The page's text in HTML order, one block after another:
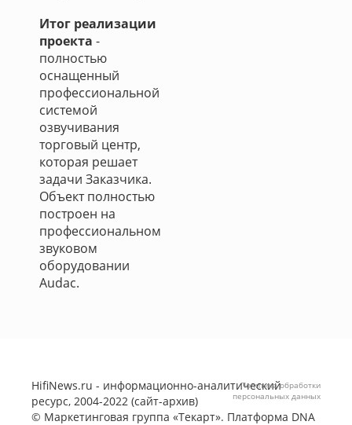
Итог реализации
проекта -
полностью
оснащенный
профессиональной
системой
озвучивания
торговый центр,
которая решает
задачи Заказчика.
Объект полностью
построен на
профессиональном
звуковом
оборудовании
Audac.
HifiNews.ru - информационно-аналитический
ресурс, 2004-2022 (сайт-архив)
© Маркетинговая группа «Текарт». Платформа DNA
Политика обработки
персональных данных